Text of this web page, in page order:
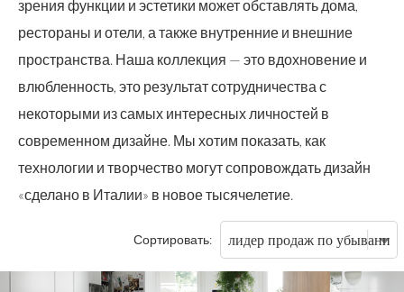
зрения функции и эстетики может обставлять дома,
рестораны и отели, а также внутренние и внешние
пространства. Наша коллекция — это вдохновение и
влюбленность, это результат сотрудничества с
некоторыми из самых интересных личностей в
современном дизайне. Мы хотим показать, как
технологии и творчество могут сопровождать дизайн
«сделано в Италии» в новое тысячелетие.
Сортировать: